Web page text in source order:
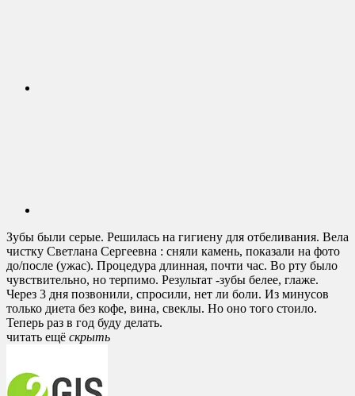
Зубы были серые. Решилась на гигиену для отбеливания. Вела
чистку Светлана Сергеевна : сняли камень, показали на фото
до/после (ужас). Процедура длинная, почти час. Во рту было
чувствительно, но терпимо. Результат -зубы белее, глаже.
Через 3 дня позвонили, спросили, нет ли боли. Из минусов
только диета без кофе, вина, свеклы. Но оно того стоило.
Теперь раз в год буду делать.
читать ещё cкрыть